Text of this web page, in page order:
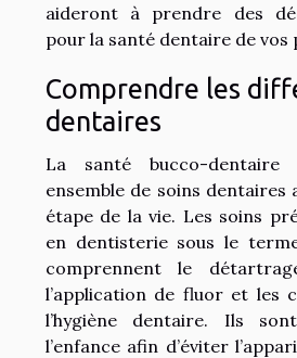
aideront à prendre des
pour la santé dentaire de vos
Comprendre les
dentaires
La santé bucco-
ensemble de soins dentaires
étape de la vie. Les soins
en dentisterie sous le
comprennent le
l’application de fluor et les
l’hygiène dentaire. Ils
l’enfance afin d’éviter